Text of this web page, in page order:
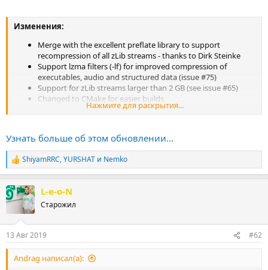
Изменения:
Merge with the excellent preflate library to support
recompression of all zLib streams - thanks to Dirk Steinke
Support lzma filters (-lf) for improved compression of
executables, audio and structured data (issue #75)
Support for zLib streams larger than 2 GB (see issue #65)
Changed to CMake for easier builds
Fixed crashes when running multiple instances of Precomp in
Нажмите для раскрытия...
Узнать больше об этом обновлении...
Р
е
к
ц
ShiyamRRC,YURSHAT и Nemko
L-e-o-N
Старожил
13 Авг 2019 #62
Andrag написал(а):